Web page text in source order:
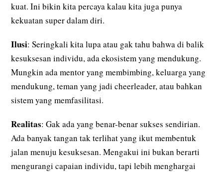
kuat. Ini bikin kita percaya kalau kita juga punya
kekuatan super dalam diri.
Ilusi: Seringkali kita lupa atau gak tahu bahwa di balik
kesuksesan individu, ada ekosistem yang mendukung.
Mungkin ada mentor yang membimbing, keluarga yang
mendukung, teman yang jadi cheerleader, atau bahkan
sistem yang memfasilitasi.
Realitas: Gak ada yang benar-benar sukses sendirian.
Ada banyak tangan tak terlihat yang ikut membentuk
jalan menuju kesuksesan. Mengakui ini bukan berarti
mengurangi capaian individu, tapi lebih menghargai